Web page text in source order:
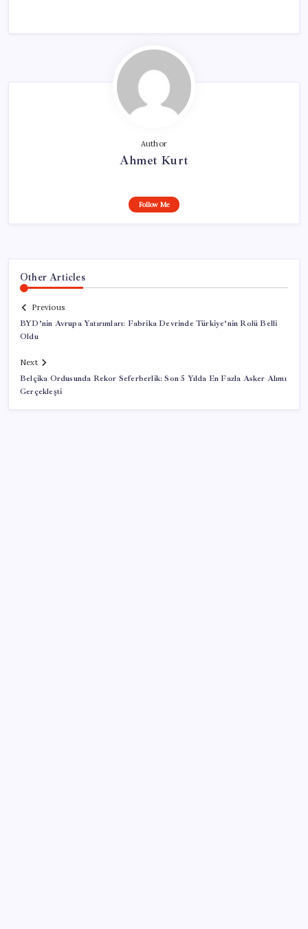
Author
Ahmet Kurt
Follow Me
Other Articles
Previous
BYD’nin Avrupa Yatırımları: Fabrika Devrinde Türkiye’nin Rolü Belli
Oldu
Next
Belçika Ordusunda Rekor Seferberlik: Son 5 Yılda En Fazla Asker Alımı
Gerçekleşti